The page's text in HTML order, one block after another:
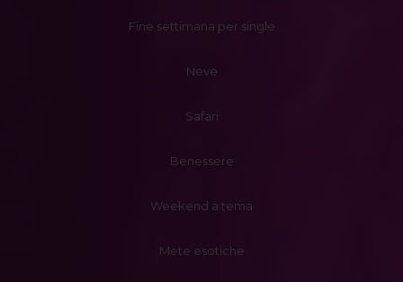
Fine settimana per single
Neve
Safari
Benessere
Weekend a tema
Mete esotiche